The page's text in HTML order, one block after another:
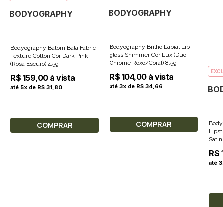
BODYOGRAPHY
Bodyography Batom Bala Fabric
Texture Cotton Cor Dark Pink
(Rosa Escuro) 4.5g
R$ 159,00 à vista
até 5x de R$ 31,80
COMPRAR
BODYOGRAPHY
Bodyography Brilho Labial Lip
gloss Shimmer Cor Lux (Duo
Chrome Roxo/Coral) 8.5g
R$ 104,00 à vista
até 3x de R$ 34,66
COMPRAR
R$
até